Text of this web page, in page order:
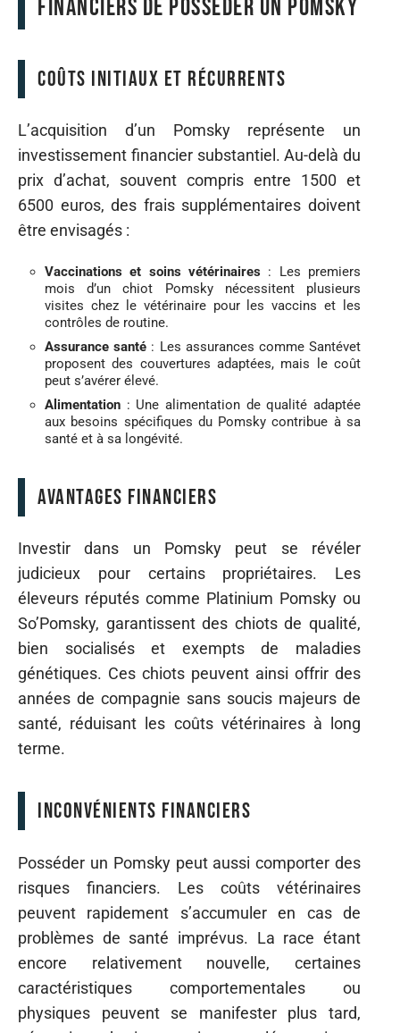
financiers de posséder un Pomsky
Coûts initiaux et récurrents
L’acquisition d’un Pomsky représente un
investissement financier substantiel. Au-delà du
prix d’achat, souvent compris entre 1500 et
6500 euros, des frais supplémentaires doivent
être envisagés :
Vaccinations et soins vétérinaires : Les premiers
mois d’un chiot Pomsky nécessitent plusieurs
visites chez le vétérinaire pour les vaccins et les
contrôles de routine.
Assurance santé : Les assurances comme Santévet
proposent des couvertures adaptées, mais le coût
peut s’avérer élevé.
Alimentation : Une alimentation de qualité adaptée
aux besoins spécifiques du Pomsky contribue à sa
santé et à sa longévité.
Avantages financiers
Investir dans un Pomsky peut se révéler
judicieux pour certains propriétaires. Les
éleveurs réputés comme Platinium Pomsky ou
So’Pomsky, garantissent des chiots de qualité,
bien socialisés et exempts de maladies
génétiques. Ces chiots peuvent ainsi offrir des
années de compagnie sans soucis majeurs de
santé, réduisant les coûts vétérinaires à long
terme.
Inconvénients financiers
Posséder un Pomsky peut aussi comporter des
risques financiers. Les coûts vétérinaires
peuvent rapidement s’accumuler en cas de
problèmes de santé imprévus. La race étant
encore relativement nouvelle, certaines
caractéristiques comportementales ou
physiques peuvent se manifester plus tard,